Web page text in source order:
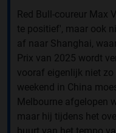
Red Bull-coureur Max
te positief', maar ook
af naar Shanghai,
Prix van 2025 wordt
vooraf eigenlijk niet
weekend in China
Melbourne afgelopen
maar hij tijdens het